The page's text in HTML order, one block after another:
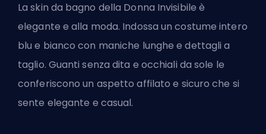
La skin da bagno della Donna Invisibile è
elegante e alla moda. Indossa un costume intero
blu e bianco con maniche lunghe e dettagli a
taglio. Guanti senza dita e occhiali da sole le
conferiscono un aspetto affilato e sicuro che si
sente elegante e casual.